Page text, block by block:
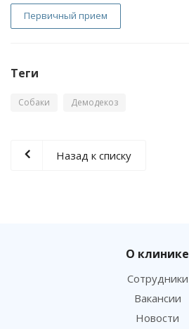
Первичный прием
Теги
Собаки Демодекоз
Назад к списку
О клинике
Сотрудники
Вакансии
Новости